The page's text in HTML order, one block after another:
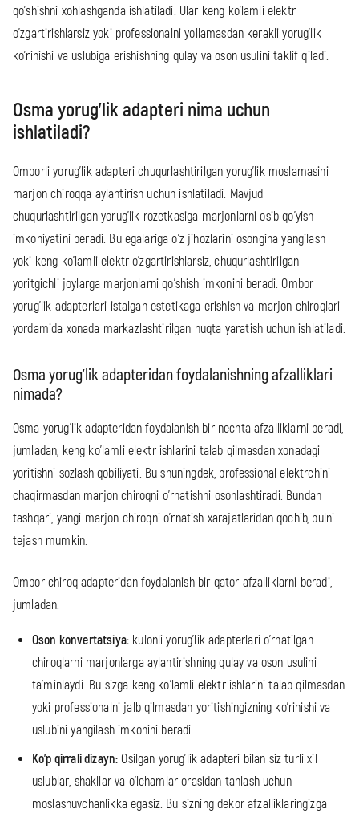
qo'shishni xohlashganda ishlatiladi. Ular keng ko'lamli elektr
o'zgartirishlarsiz yoki professionalni yollamasdan kerakli yorug'lik
ko'rinishi va uslubiga erishishning qulay va oson usulini taklif qiladi.
Osma yorug'lik adapteri nima uchun
ishlatiladi?
Omborli yorug'lik adapteri chuqurlashtirilgan yorug'lik moslamasini
marjon chiroqqa aylantirish uchun ishlatiladi. Mavjud
chuqurlashtirilgan yorug'lik rozetkasiga marjonlarni osib qo'yish
imkoniyatini beradi. Bu egalariga o'z jihozlarini osongina yangilash
yoki keng ko'lamli elektr o'zgartirishlarsiz, chuqurlashtirilgan
yoritgichli joylarga marjonlarni qo'shish imkonini beradi. Ombor
yorug'lik adapterlari istalgan estetikaga erishish va marjon chiroqlari
yordamida xonada markazlashtirilgan nuqta yaratish uchun ishlatiladi.
Osma yorug'lik adapteridan foydalanishning afzalliklari
nimada?
Osma yorug'lik adapteridan foydalanish bir nechta afzalliklarni beradi,
jumladan, keng ko'lamli elektr ishlarini talab qilmasdan xonadagi
yoritishni sozlash qobiliyati. Bu shuningdek, professional elektrchini
chaqirmasdan marjon chiroqni o'rnatishni osonlashtiradi. Bundan
tashqari, yangi marjon chiroqni o'rnatish xarajatlaridan qochib, pulni
tejash mumkin.
Ombor chiroq adapteridan foydalanish bir qator afzalliklarni beradi,
jumladan:
Oson konvertatsiya: kulonli yorug'lik adapterlari o'rnatilgan
chiroqlarni marjonlarga aylantirishning qulay va oson usulini
ta'minlaydi. Bu sizga keng ko'lamli elektr ishlarini talab qilmasdan
yoki professionalni jalb qilmasdan yoritishingizning ko'rinishi va
uslubini yangilash imkonini beradi.
Ko'p qirrali dizayn: Osilgan yorug'lik adapteri bilan siz turli xil
uslublar, shakllar va o'lchamlar orasidan tanlash uchun
moslashuvchanlikka egasiz. Bu sizning dekor afzalliklaringizga